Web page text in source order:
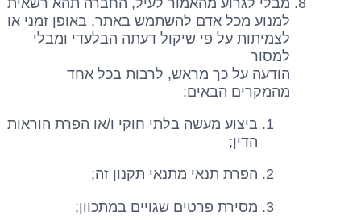
למנוע מכל אדם להשתמש באתר, באופן זמני או
לצמיתות על פי שיקול דעתה הבלעדי ומבלי
למסור
הודעה על כך מראש, לרבות בכל אחד
מהמקרים הבאים:
ביצוע מעשה בלתי חוקי ו/או הפרת הוראות
הדין;
הפרת תנאי מתנאי תקנון זה;
מסירת פרטים שגויים במתכוון;